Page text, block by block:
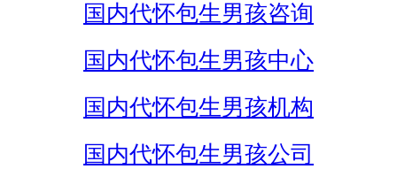
国内代怀包生男孩咨询
国内代怀包生男孩中心
国内代怀包生男孩机构
国内代怀包生男孩公司